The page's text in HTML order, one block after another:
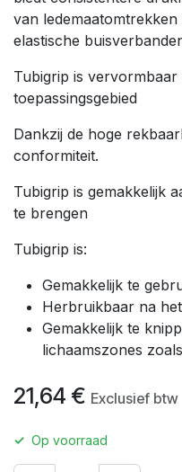
van
elastische
Tubigrip is
toepassingsgebied
Dankzij de hoge
conformiteit.
Tubigrip is gemakkelijk
te brengen
Tubigrip is:
Gemakkelijk te
Herbruikbaar na
Gemakkelijk te
lichaamszones
21,64 € Exclusief btw
✓ Op voorraad